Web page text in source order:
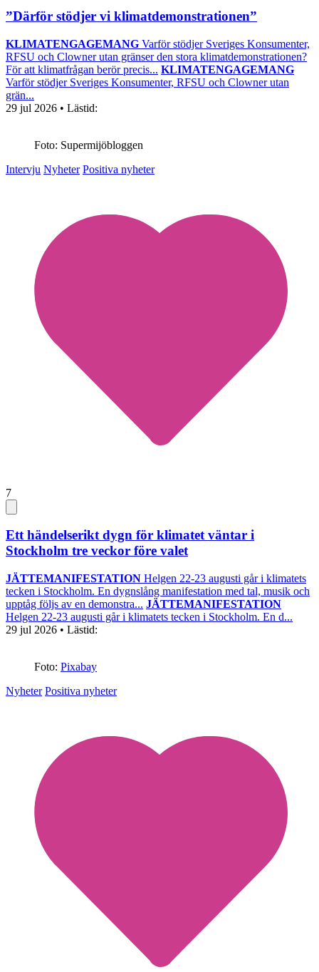
”Därför stödjer vi klimatdemonstrationen”
KLIMATENGAGEMANG Varför stödjer Sveriges Konsumenter,
RFSU och Clowner utan gränser den stora klimatdemonstrationen?
För att klimatfrågan berör precis... KLIMATENGAGEMANG
Varför stödjer Sveriges Konsumenter, RFSU och Clowner utan
grän...
29 jul 2026 • Lästid:
Foto: Supermijöbloggen
Intervju Nyheter Positiva nyheter
7
Ett händelserikt dygn för klimatet väntar i
Stockholm tre veckor före valet
JÄTTEMANIFESTATION Helgen 22-23 augusti går i klimatets
tecken i Stockholm. En dygnslång manifestation med tal, musik och
upptåg följs av en demonstra... JÄTTEMANIFESTATION
Helgen 22-23 augusti går i klimatets tecken i Stockholm. En d...
29 jul 2026 • Lästid:
Foto: Pixabay
Nyheter Positiva nyheter